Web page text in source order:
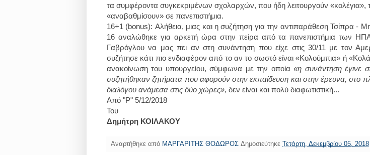
τα συμφέροντα συγκεκριμένων σχολαρχών, που ήδη λειτουργούν «κολέγια»,
«αναβαθμίσουν» σε πανεπιστήμια.
16+1 (bonus): Αλήθεια, μιας και η συζήτηση για την αντιπαράθεση Τσίπρα -
16 αναλώθηκε για αρκετή ώρα στην πείρα από τα πανεπιστήμια των
Γαβρόγλου να μας πει αν στη συνάντηση που είχε στις 30/11 με τον
συζήτησε κάτι πιο ενδιαφέρον από το αν το σωστό είναι «Κολούμπια» ή
ανακοίνωση του υπουργείου, σύμφωνα με την οποία«η συνάντηση έγινε
συζητήθηκαν ζητήματα που αφορούν στην εκπαίδευση και στην έρευνα, στο
διαλόγου ανάμεσα στις δύο χώρες», δεν είναι και πολύ διαφωτιστική...
Από "Ρ" 5/12/2018
Του
Δημήτρη ΚΟΙΛΑΚΟΥ
Αναρτήθηκε από ΜΑΡΓΑΡΙΤΗΣ ΘΟΔΩΡΟΣ Δημοσιεύτηκε Τετάρτη, Δεκεμβρίου 05, 2018